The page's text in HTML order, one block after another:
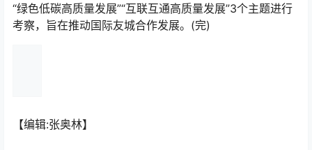
“绿色低碳高质量发展”“互联互通高质量发展”3个主题进行
考察，旨在推动国际友城合作发展。(完)
【编辑:张奥林】